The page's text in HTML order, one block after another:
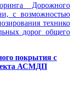
Дорожного
с возможностью
технико
дорог общего
покрытия с
АСМДП